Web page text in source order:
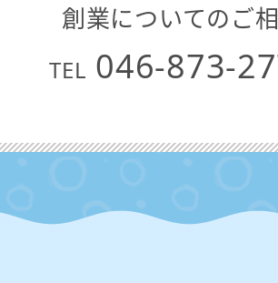
創業についてのご
TEL 046-873-